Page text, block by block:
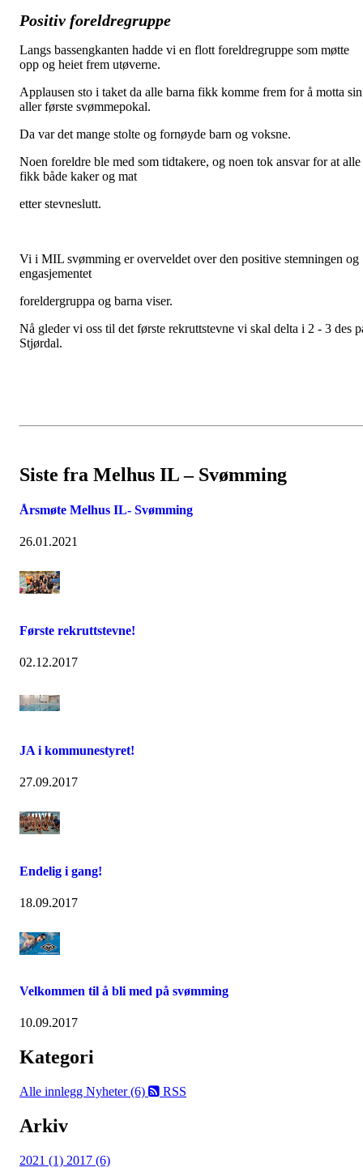
Positiv foreldregruppe
Langs bassengkanten hadde vi en flott foreldregruppe som møtte
opp og heiet frem utøverne.
Applausen sto i taket da alle barna fikk komme frem for å motta sin
aller første svømmepokal.
Da var det mange stolte og fornøyde barn og voksne.
Noen foreldre ble med som tidtakere, og noen tok ansvar for at alle
fikk både kaker og mat
etter stevneslutt.
Vi i MIL svømming er overveldet over den positive stemningen og
engasjementet
foreldergruppa og barna viser.
Nå gleder vi oss til det første rekruttstevne vi skal delta i 2 - 3 des
Stjørdal.
Siste fra Melhus IL – Svømming
Årsmøte Melhus IL- Svømming
26.01.2021
Første rekruttstevne!
02.12.2017
JA i kommunestyret!
27.09.2017
Endelig i gang!
18.09.2017
Velkommen til å bli med på svømming
10.09.2017
Kategori
Alle innlegg Nyheter (6) RSS
Arkiv
2021 (1) 2017 (6)